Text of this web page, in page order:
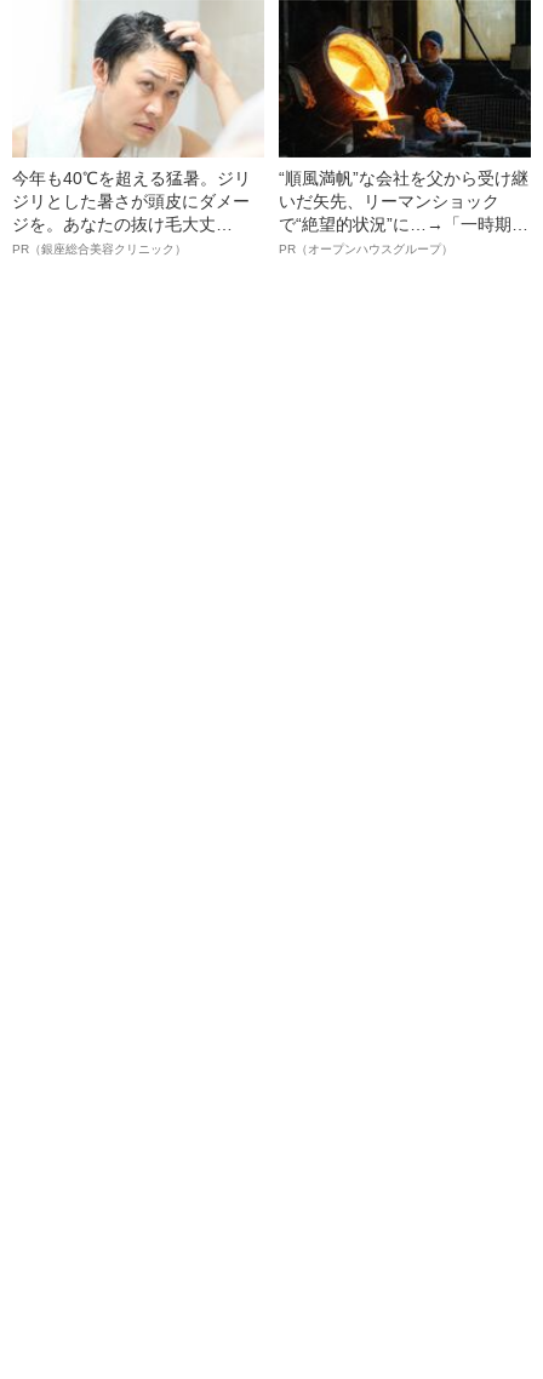
ト”が生み出した徹底ケアとは
今年も40℃を超える猛暑。ジリ
ジリとした暑さが頭皮にダメー
ジを。あなたの抜け毛大丈
夫！？
PR（銀座総合美容クリニック）
“順風満帆”な会社を父から受け継
いだ矢先、リーマンショック
で“絶望的状況”に…→「一時期は
納品3年待ち」のヒット商品を生
PR（オープンハウスグループ）